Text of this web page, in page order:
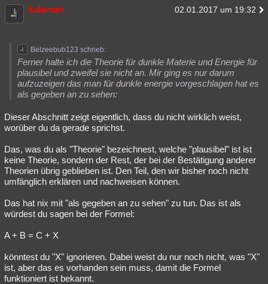
kalamari 02.01.2017 um 19:32
Belzeebub123 schrieb:
Ferner halte ich die Theorie für dunkle Materie und Energie für
plausibel und zweifel sie nicht an. Mir ging es nur darum
aufzuzeigen das man für dunkle energie vorgeschlagen hat es
als gegeben an zu sehen:
Dieser Abschnitt zeigt eigentlich, dass du nicht wirklich weist,
worüber du da gerade sprichst.
Das, was du als "Theorie" bezeichnest, welche "plausibel" ist ist
keine Theorie, sondern der Rest, der bei der Bestätigung anderer
Theorien übrig geblieben ist. Den Teil, den wir bisher noch nicht
umfänglich erklären und nachweisen können.
Das hat nix mit "als gegeben an zu sehen" zu tun. Das ist als
würdest du sagen bei der Formel:
A + B = C + X
könntest du "X" ignorieren. Dabei weist du nur noch nicht, was "X"
ist, aber das es vorhanden sein muss, damit die Formel
funktioniert ist bekannt.